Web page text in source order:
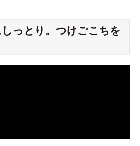
っとり。つけごこちを